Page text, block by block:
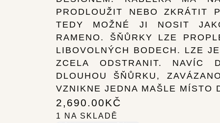
PRODLOUŽIT NEBO ZKRÁTIT
TEDY MOŽNÉ JI NOSIT
RAMENO. ŠŇŮRKY LZE
LIBOVOLNÝCH BODECH. LZE
ZCELA ODSTRANIT. NAVÍC
DLOUHOU ŠŇŮRKU,
VZNIKNE JEDNA MAŠLE MÍSTO
2,690.00KČ
1 NA SKLADĚ